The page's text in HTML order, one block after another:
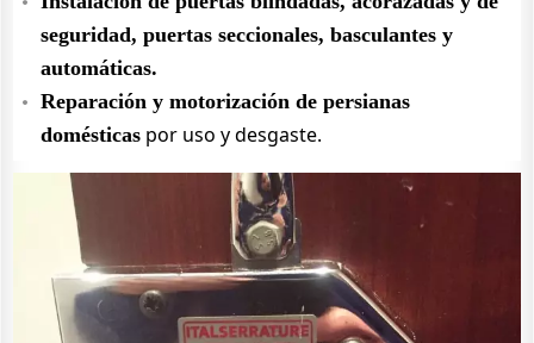
seguridad, puertas seccionales, basculantes y
automáticas.
Reparación y motorización de persianas
domésticas por uso y desgaste.